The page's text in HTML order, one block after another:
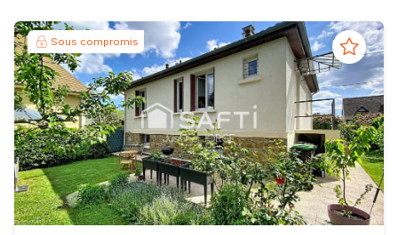
Sous compromis